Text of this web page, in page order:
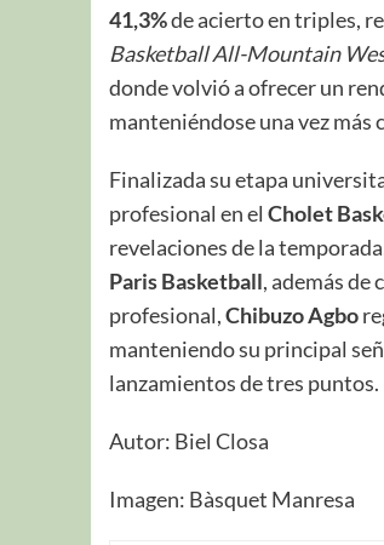
41,3%de acierto en triples,
Basketball All-Mountain
donde volvió a ofrecer un
manteniéndose una vez más
Finalizada su etapa
profesional en el Cholet
revelaciones de la
Paris Basketball, además de
profesional,Chibuzo Agbo
manteniendo su principal
lanzamientos de tres puntos.
Autor: Biel Closa
Imagen: Bàsquet Manresa